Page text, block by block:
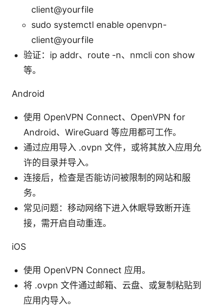
client@yourfile
sudo systemctl enable openvpn-
client@yourfile
验证：ip addr、route -n、nmcli con show
等。
Android
使用 OpenVPN Connect、OpenVPN for
Android、WireGuard 等应用都可工作。
通过应用导入 .ovpn 文件，或将其放入应用允
许的目录并导入。
连接后，检查是否能访问被限制的网站和服
务。
常见问题：移动网络下进入休眠导致断开连
接，需开启自动重连。
iOS
使用 OpenVPN Connect 应用。
将 .ovpn 文件通过邮箱、云盘、或复制粘贴到
应用内导入。